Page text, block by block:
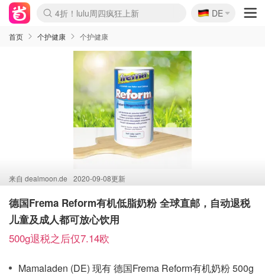
Boticinal 夏促开抢！
4折！lulu周四疯狂上新
还没结束！&OtherStories大促
Joybuy变相75折 随时失效
速领！Stanley独家85折
疑似霸哥！Camper额外叠85折
Zalando 奥莱闪促！每日更新
Moncler反季囤！5折起+叠9折
Coach Brooklyn仅€192
🇩🇪
DE
首页 个护健康 个护健康
来自 dealmoon.de 2020-09-08更新
德国Frema Reform有机低脂奶粉 全球直邮，自动退税
儿童及成人都可放心饮用
500g退税之后仅7.14欧
Mamaladen (DE) 现有 德国Frema Reform有机奶粉 500g